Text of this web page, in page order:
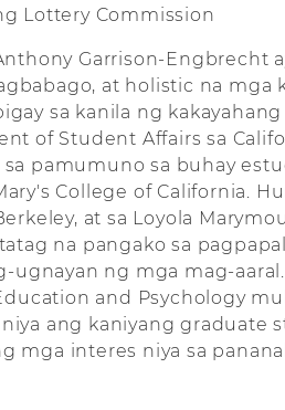
Lottery Commission
Garrison-Engbrecht
at holistic na
sa kanila ng
of Student Affairs sa
sa pamumuno sa buhay
College of California.
at sa Loyola
na pangako sa
ugnayan ng mga mag-
and Psychology
ang kaniyang graduate
mga interes niya sa